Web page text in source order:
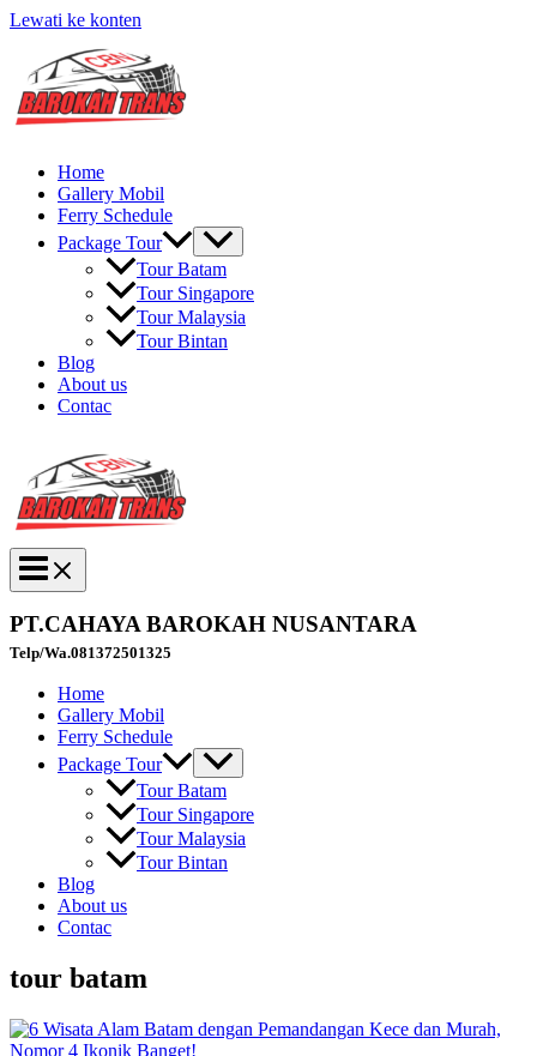
Lewati ke konten
Home
Gallery Mobil
Ferry Schedule
Package Tour
Tour Batam
Tour Singapore
Tour Malaysia
Tour Bintan
Blog
About us
Contac
PT.CAHAYA BAROKAH NUSANTARA
Telp/Wa.081372501325
Home
Gallery Mobil
Ferry Schedule
Package Tour
Tour Batam
Tour Singapore
Tour Malaysia
Tour Bintan
Blog
About us
Contac
tour batam